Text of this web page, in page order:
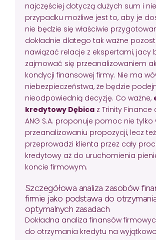
najczęściej dotyczą dużych sum i
przypadku możliwe jest to, aby je
nie będzie się właściwie
dokładnie dlatego tak ważne
nawiązać relacje z ekspertami, jacy
zajmować się przeanalizowaniem
kondycji finansowej firmy. Nie ma
niebezpieczeństwa, że będzie
nieodpowiednią decyzję. Co ważne,
kredytowy Dębica z Trinity
ANG S.A. proponuje pomoc nie tylko
przeanalizowaniu propozycji, lecz też
przeprowadzi klienta przez cały
kredytowy aż do uruchomienia
koncie firmowym.
Szczegółowa analiza zasobów
firmie jako podstawa do
optymalnych zasadach
Dokładna analiza finansów
do otrzymania kredytu na wyjątkowo